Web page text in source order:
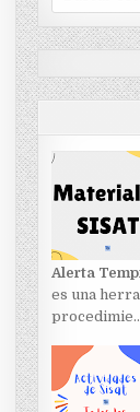
e
a
r
c
h
o
r
:
Alerta
es una